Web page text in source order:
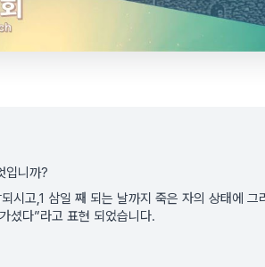
입니까?
시고,1 삼일 째 되는 날까지 죽은 자의 상태에 그
셨다”라고 표현 되었습니다.